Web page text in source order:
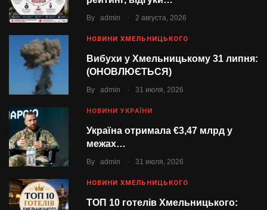
By admin . 2 августа, 2026
НОВИНИ ХМЕЛЬНИЦЬКОГО
Вибухи у Хмельницькому 31 липня:
(ОНОВЛЮЄТЬСЯ)
By admin . 31 июля, 2026
НОВИНИ УКРАЇНИ
Україна отримала €3,47 млрд у
межах…
By admin . 31 июля, 2026
НОВИНИ ХМЕЛЬНИЦЬКОГО
ТОП 10 готелів Хмельницького: